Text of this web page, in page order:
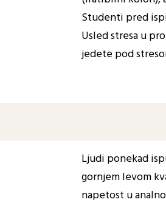
Studenti pred
Usled stresa u
jedete pod
Ljudi ponekad
gornjem levom
napetost u